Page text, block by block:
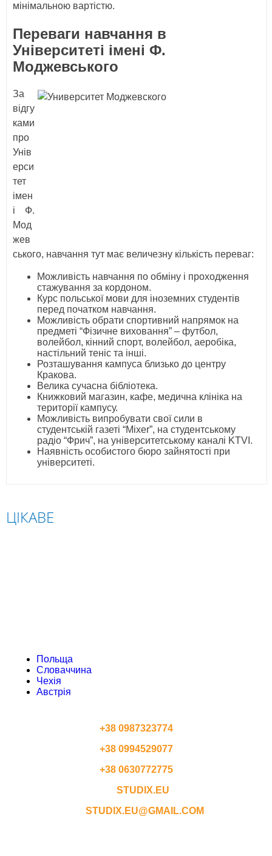
мінімальною вартістю.
Переваги навчання в
Університеті імені Ф.
Моджевського
За
відгу
ками
про
Унів
ерси
тет
імен
і Ф.
Мод
жев
ського, навчання тут має величезну кількість переваг:
Можливість навчання по обміну і проходження
стажування за кордоном.
Курс польської мови для іноземних студентів
перед початком навчання.
Можливість обрати спортивний напрямок на
предметі “Фізичне виховання” – футбол,
волейбол, кінний спорт, волейбол, аеробіка,
настільний теніс та інші.
Розташування кампуса близько до центру
Кракова.
Велика сучасна бібліотека.
Книжковий магазин, кафе, медична клініка на
території кампусу.
Можливість випробувати свої сили в
студентській газеті “Mixer”, на студентському
радіо “Фрич”, на університетському каналі KTVI.
Наявність особистого бюро зайнятості при
університеті.
ЦІКАВЕ
Польща
Словаччина
Чехія
Австрія
+38 0987323774
+38 0994529077
+38 0630772775
STUDIX.EU
STUDIX.EU@GMAIL.COM